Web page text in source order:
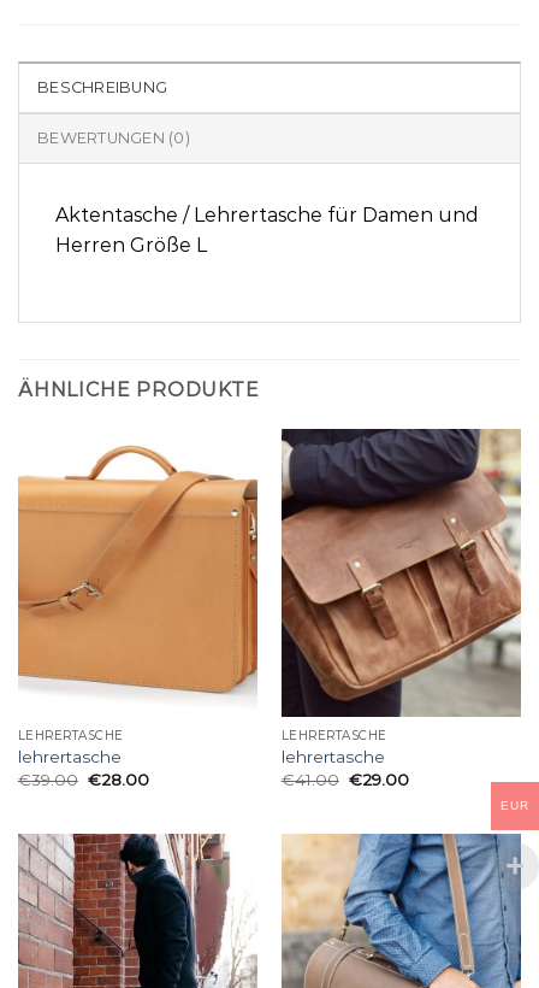
BESCHREIBUNG
BEWERTUNGEN (0)
Aktentasche / Lehrertasche für Damen und
Herren Größe L
ÄHNLICHE PRODUKTE
LEHRERTASCHE
lehrertasche
€39.00 €28.00
LEHRERTASCHE
lehrertasche
€41.00 €29.00
EUR